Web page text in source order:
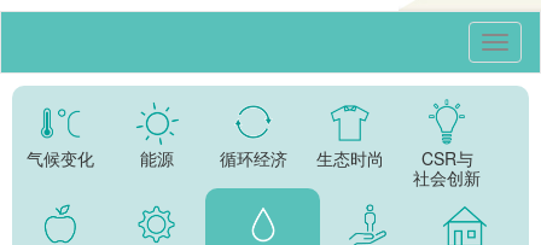
气候变化 能源 循环经济 生态时尚
CSR与
社会创新